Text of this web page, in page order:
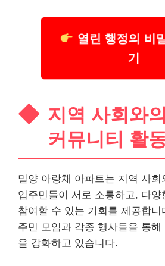
열린 행정의 비
기
지역 사회와
커뮤니티 활
밀양 아랑채 아파트는 지역 사회
입주민들이 서로 소통하고, 다
참여할 수 있는 기회를 제공합니
주민 모임과 각종 행사들을 통
을 강화하고 있습니다.